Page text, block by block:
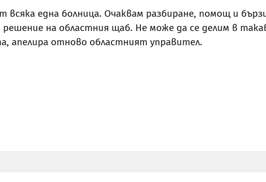
всяка една болница. Очаквам разбиране, помощ и
на областния щаб. Не може да се делим в
апелира отново областният управител.